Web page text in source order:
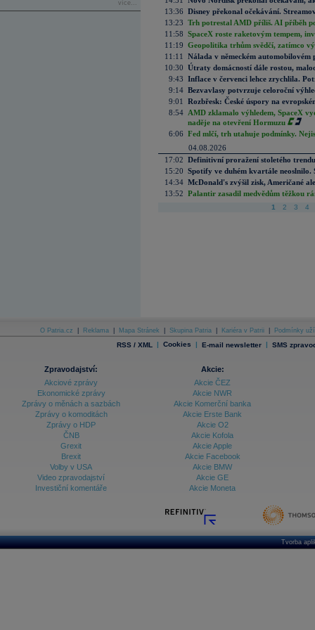
více...
13:36 Disney překonal očekávání.
13:23 Trh potrestal AMD příliš. AI příběh
11:58 SpaceX roste raketovým tempem,
11:19 Geopolitika trhům svědčí, zatímco
11:11
Nálada v německém automobilovém
10:30 Útraty domácností dále rostou,
9:43 Inflace v červenci lehce zrychlila.
9:14 Bezvavlasy potvrzuje celoroční
9:01
Rozbřesk: České úspory na
8:54 AMD zklamalo výhledem, SpaceX
naděje na otevření Hormuzu
6:06 Fed mlčí, trh utahuje podmínky.
04.08.2026
17:02 Definitivní proražení stoletého
15:20 Spotify ve duhém kvartále neoslnilo.
14:34 McDonald's zvýšil zisk, Američané
13:52 Palantir zasadil medvědům těžkou
1 2 3 4
O Patria.cz Reklama Mapa Stránek Skupina Patria Kariéra v Patrii Podmínky
RSS / XML | Cookies | E-mail newsletter | SMS
Zpravodajství:
Akciové zprávy
Ekonomické zprávy
Zprávy o měnách a sazbách
Zprávy o komoditách
Zprávy o HDP
ČNB
Grexit
Brexit
Volby v USA
Video zpravodajství
Investiční komentáře
Akcie:
Akcie ČEZ
Akcie NWR
Akcie Komerční banka
Akcie Erste Bank
Akcie O2
Akcie Kofola
Akcie Apple
Akcie Facebook
Akcie BMW
Akcie GE
Akcie Moneta
Tvorba